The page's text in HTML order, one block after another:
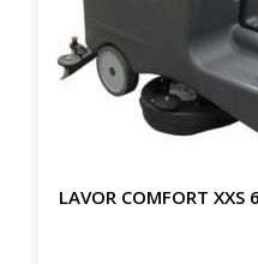
LAVOR COMFORT